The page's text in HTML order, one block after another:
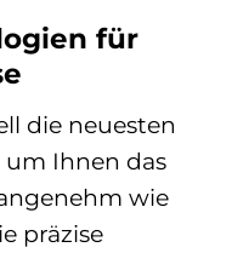
für
die neuesten
Ihnen das
wie
präzise